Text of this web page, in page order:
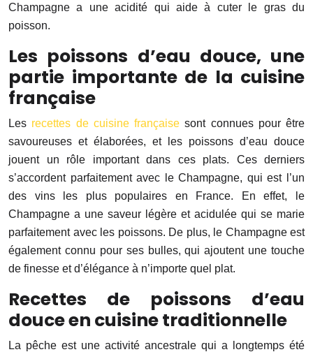
Champagne a une acidité qui aide à cuter le gras du
poisson.
Les poissons d’eau douce, une
partie importante de la cuisine
française
Les recettes de cuisine française sont connues pour être
savoureuses et élaborées, et les poissons d’eau douce
jouent un rôle important dans ces plats. Ces derniers
s’accordent parfaitement avec le Champagne, qui est l’un
des vins les plus populaires en France. En effet, le
Champagne a une saveur légère et acidulée qui se marie
parfaitement avec les poissons. De plus, le Champagne est
également connu pour ses bulles, qui ajoutent une touche
de finesse et d’élégance à n’importe quel plat.
Recettes de poissons d’eau
douce en cuisine traditionnelle
La pêche est une activité ancestrale qui a longtemps été